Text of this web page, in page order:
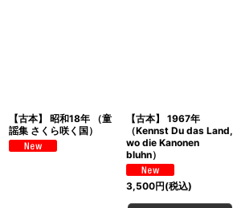
【古本】 昭和18年 （童
謡集 さくら咲く国）
【古本】 1967年
（Kennst Du das Land,
wo die Kanonen
bluhn）
3,500円(税込)